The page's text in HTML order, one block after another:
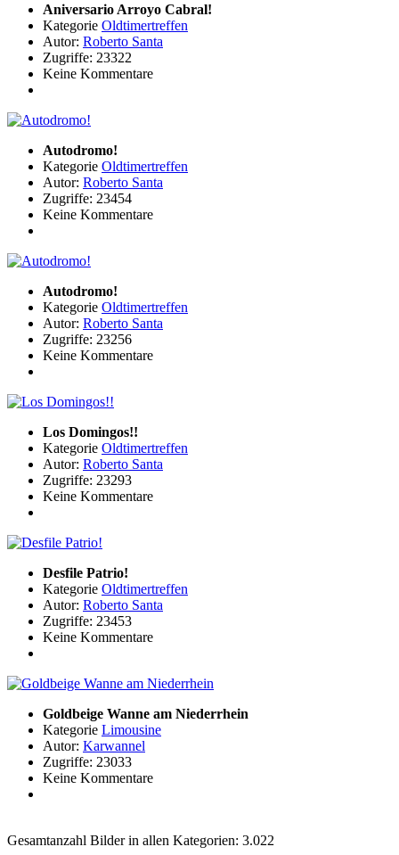
Aniversario Arroyo Cabral!
Kategorie Oldtimertreffen
Autor: Roberto Santa
Zugriffe: 23322
Keine Kommentare
Autodromo!
Kategorie Oldtimertreffen
Autor: Roberto Santa
Zugriffe: 23454
Keine Kommentare
Autodromo!
Kategorie Oldtimertreffen
Autor: Roberto Santa
Zugriffe: 23256
Keine Kommentare
Los Domingos!!
Kategorie Oldtimertreffen
Autor: Roberto Santa
Zugriffe: 23293
Keine Kommentare
Desfile Patrio!
Kategorie Oldtimertreffen
Autor: Roberto Santa
Zugriffe: 23453
Keine Kommentare
Goldbeige Wanne am Niederrhein
Kategorie Limousine
Autor: Karwannel
Zugriffe: 23033
Keine Kommentare
Gesamtanzahl Bilder in allen Kategorien: 3.022